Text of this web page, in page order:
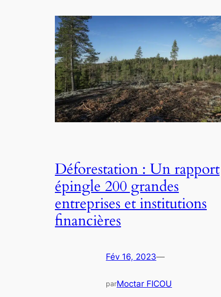
Déforestation : Un rapport
épingle 200 grandes
entreprises et institutions
financières
Fév 16, 2023—
parMoctar FICOU